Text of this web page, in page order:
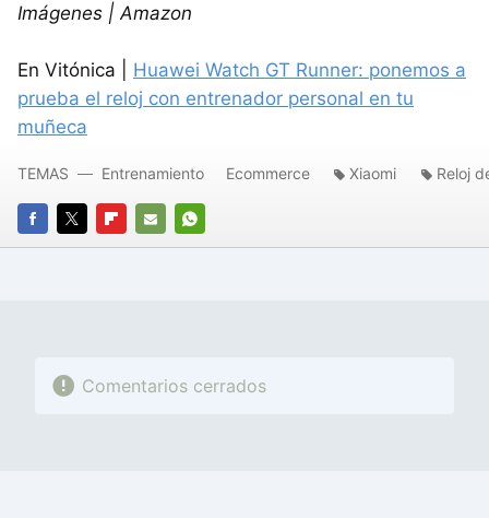
Imágenes | Amazon
En Vitónica | Huawei Watch GT Runner: ponemos a
prueba el reloj con entrenador personal en tu
muñeca
FACEBOOK
TWITTERFLIPBOARD
E-
WHATSAPP
TEMAS Entrenamiento Ecommerce Xiaomi Reloj
Comentarios cerrados